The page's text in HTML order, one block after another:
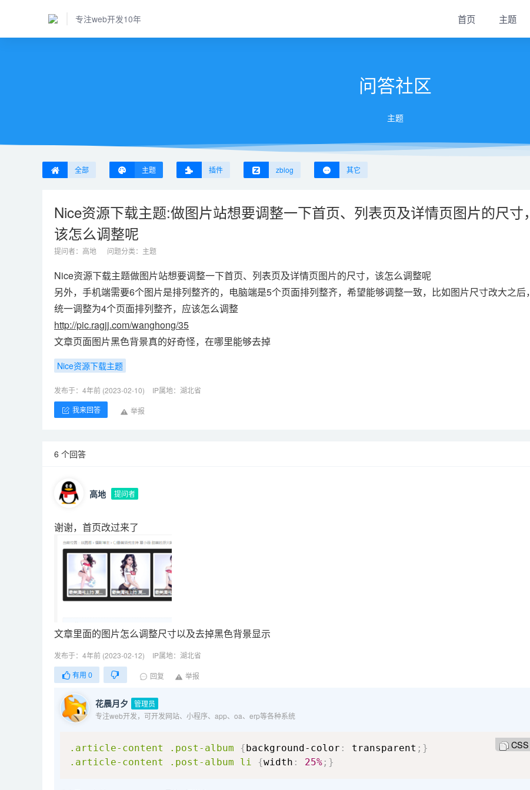
专注web开发10年 首页 主题
问答社区
主题
全部 主题 插件 zblog 其它
Nice资源下载主题:做图片站想要调整一下首页、列表页及详情页图片的尺寸，
该怎么调整呢
提问者： 高地 问题分类： 主题
Nice资源下载主题做图片站想要调整一下首页、列表页及详情页图片的尺寸，该怎么调整呢
另外，手机端需要6个图片是排列整齐的，电脑端是5个页面排列整齐，希望能够调整一致，比如图片尺寸改大之后，
统一调整为4个页面排列整齐，应该怎么调整
http://pic.ragjj.com/wanghong/35
文章页面图片黑色背景真的好奇怪，在哪里能够去掉
Nice资源下载主题
发布于：4年前 (2023-02-10) IP属地：湖北省
我来回答 举报
6 个回答
高地 提问者
谢谢，首页改过来了
文章里面的图片怎么调整尺寸以及去掉黑色背景显示
发布于：4年前 (2023-02-12) IP属地：湖北省
有用 0 回复 举报
花晨月夕
管理员
专注web开发，可开发网站、小程序、app、oa、erp等各种系统
CSS
.article-content .post-album {background-color : transparent ; }
.article-content
.post-album li {width : 25% ; }